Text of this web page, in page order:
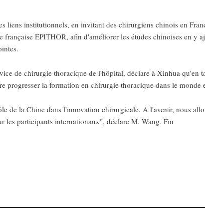
liens institutionnels, en invitant des chirurgiens chinois en
française EPITHOR, afin d'améliorer les études chinoises en
de chirurgie thoracique de l'hôpital, déclare à Xinhua qu'en
progresser la formation en chirurgie thoracique dans le monde
de la Chine dans l'innovation chirurgicale. A l'avenir, nous
les participants internationaux", déclare M. Wang. Fin